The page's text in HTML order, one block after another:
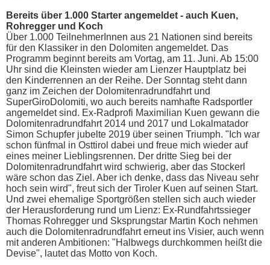
Bereits über 1.000 Starter angemeldet - auch Kuen,
Rohregger und Koch
Über 1.000 TeilnehmerInnen aus 21 Nationen sind bereits
für den Klassiker in den Dolomiten angemeldet. Das
Programm beginnt bereits am Vortag, am 11. Juni. Ab 15:00
Uhr sind die Kleinsten wieder am Lienzer Hauptplatz bei
den Kinderrennen an der Reihe. Der Sonntag steht dann
ganz im Zeichen der Dolomitenradrundfahrt und
SuperGiroDolomiti, wo auch bereits namhafte Radsportler
angemeldet sind. Ex-Radprofi Maximilian Kuen gewann die
Dolomitenradrundfahrt 2014 und 2017 und Lokalmatador
Simon Schupfer jubelte 2019 über seinen Triumph. "Ich war
schon fünfmal in Osttirol dabei und freue mich wieder auf
eines meiner Lieblingsrennen. Der dritte Sieg bei der
Dolomitenradrundfahrt wird schwierig, aber das Stockerl
wäre schon das Ziel. Aber ich denke, dass das Niveau sehr
hoch sein wird", freut sich der Tiroler Kuen auf seinen Start.
Und zwei ehemalige Sportgrößen stellen sich auch wieder
der Herausforderung rund um Lienz: Ex-Rundfahrtssieger
Thomas Rohregger und Sksprungstar Martin Koch nehmen
auch die Dolomitenradrundfahrt erneut ins Visier, auch wenn
mit anderen Ambitionen: "Halbwegs durchkommen heißt die
Devise", lautet das Motto von Koch.